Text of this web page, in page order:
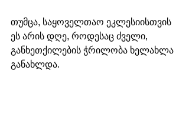
თუმცა, საყოველთაო ეკლესიისთვის
ეს არის დღე, როდესაც ძველი,
განხეთქილების ჭრილობა ხელახლა
განახლდა.